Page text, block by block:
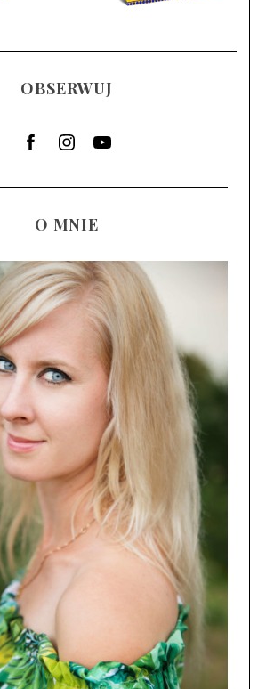
OBSERWUJ
O MNIE